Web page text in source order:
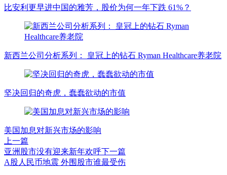
比安利更早进中国的雅芳，股价为何一年下跌 61%？
新西兰公司分析系列： 皇冠上的钻石 Ryman Healthcare养老院
坚决回归的奇虎，蠢蠢欲动的市值
美国加息对新兴市场的影响
上一篇
亚洲股市没有迎来新年欢呼下一篇
A股人民币地震 外围股市谁最受伤